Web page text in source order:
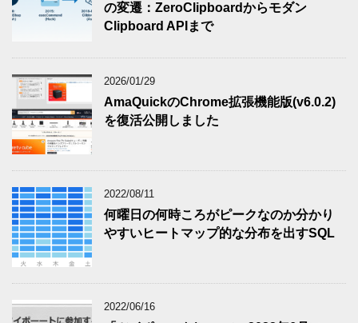
の変遷：ZeroClipboardからモダン
Clipboard APIまで
2026/01/29
AmaQuickのChrome拡張機能版(v6.0.2)
を復活公開しました
2022/08/11
何曜日の何時ころがピークなのか分かり
やすいヒートマップ的な分布を出すSQL
2022/06/16